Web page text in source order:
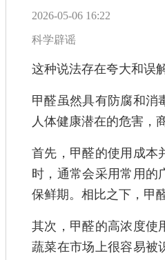
2026-05-06 16:22
科学辟谣
这种说法存在夸大和误解
甲醛虽然具有防腐和消
人体健康潜在的危害，
首先，甲醛的使用成本
时，通常会采用常用的
保鲜期。相比之下，甲
其次，甲醛的高浓度使
蔬菜在市场上很容易被